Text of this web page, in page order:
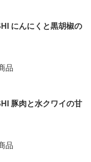
にんにくと黒胡椒の
品
豚肉と水クワイの甘
品